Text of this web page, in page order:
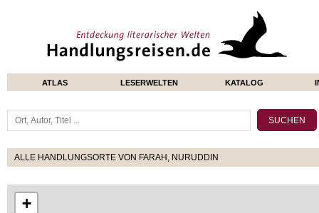
ATLAS LESERWELTEN KATALOG
ALLE HANDLUNGSORTE VON FARAH, NURUDDIN
+